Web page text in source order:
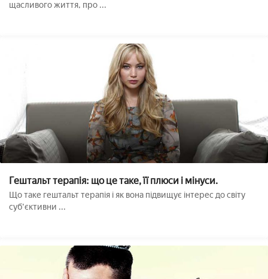
щасливого життя, про ...
Гештальт терапія: що це таке, її плюси і мінуси.
Що таке гештальт терапія і як вона підвищує інтерес до світу
суб'єктивни ...